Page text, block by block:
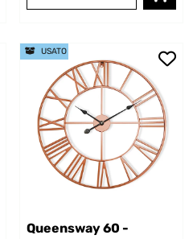
Queensway 60 -
USATO